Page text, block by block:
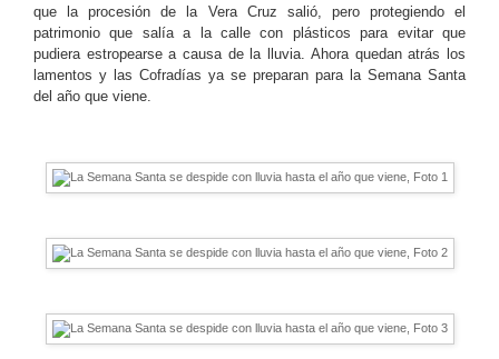
que la procesión de la Vera Cruz salió, pero protegiendo el
patrimonio que salía a la calle con plásticos para evitar que
pudiera estropearse a causa de la lluvia. Ahora quedan atrás los
lamentos y las Cofradías ya se preparan para la Semana Santa
del año que viene.